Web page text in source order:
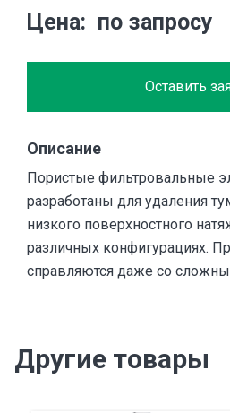
Цена по запросу
Оставить
Описание
Пористые фильтровальные
разработаны для удаления
низкого поверхностного
различных конфигурациях.
справляются даже со
Другие товары